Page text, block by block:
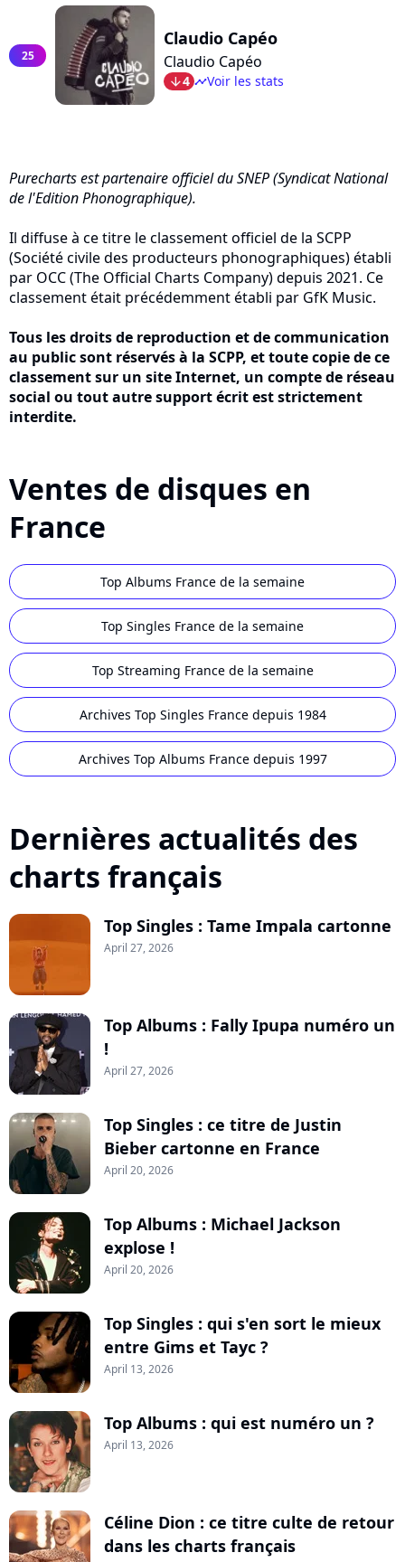
25
Claudio Capéo
Claudio Capéo
arrow_bot4 timelineVoir les stats
Purecharts est partenaire officiel du SNEP (Syndicat National
de l'Edition Phonographique).
Il diffuse à ce titre le classement officiel de la SCPP
(Société civile des producteurs phonographiques) établi
par OCC (The Official Charts Company) depuis 2021. Ce
classement était précédemment établi par GfK Music.
Tous les droits de reproduction et de communication
au public sont réservés à la SCPP, et toute copie de ce
classement sur un site Internet, un compte de réseau
social ou tout autre support écrit est strictement
interdite.
Ventes de disques en
France
Top Albums France de la semaine
Top Singles France de la semaine
Top Streaming France de la semaine
Archives Top Singles France depuis 1984
Archives Top Albums France depuis 1997
Dernières actualités des
charts français
Top Singles : Tame Impala cartonne
April 27, 2026
Top Albums : Fally Ipupa numéro un
!
April 27, 2026
Top Singles : ce titre de Justin
Bieber cartonne en France
April 20, 2026
Top Albums : Michael Jackson
explose !
April 20, 2026
Top Singles : qui s'en sort le mieux
entre Gims et Tayc ?
April 13, 2026
Top Albums : qui est numéro un ?
April 13, 2026
Céline Dion : ce titre culte de retour
dans les charts français